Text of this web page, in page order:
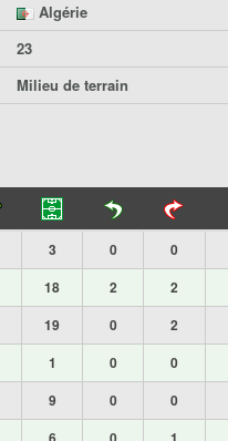
Algérie
23
Milieu de terrain
3 0 0
18 2 2
19 0 2
1 0 0
9 0 0